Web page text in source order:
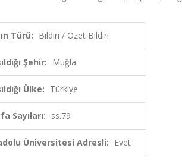
Türü: Bildiri / Özet Bildiri
Şehir: Muğla
Ülke: Türkiye
Sayıları: ss.79
Üniversitesi Adresli: Evet